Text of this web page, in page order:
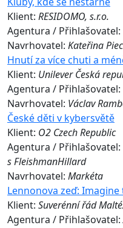
Klient: RESIDOMO, s.r.o.
Agentura / Přihlašovatel:
Navrhovatel: Kateřina
Hnutí za více chuti a
Klient: Unilever Česká
Agentura / Přihlašovatel:
Navrhovatel: Václav
České děti v kybersvětě
Klient: O2 Czech Republic
Agentura / Přihlašovatel:
s FleishmanHillard
Navrhovatel: Markéta
Lennonova zeď:
Klient: Suverénní řád
Agentura / Přihlašovatel: